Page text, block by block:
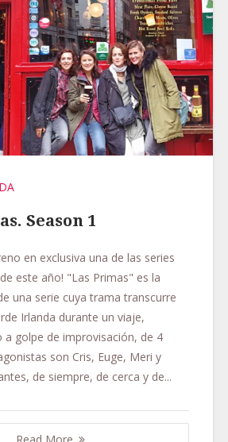
Season 1
en exclusiva una de las series
este año! "Las Primas" es la
una serie cuya trama transcurre
Irlanda durante un viaje,
golpe de improvisación, de 4
son Cris, Euge, Meri y
de siempre, de cerca y de...